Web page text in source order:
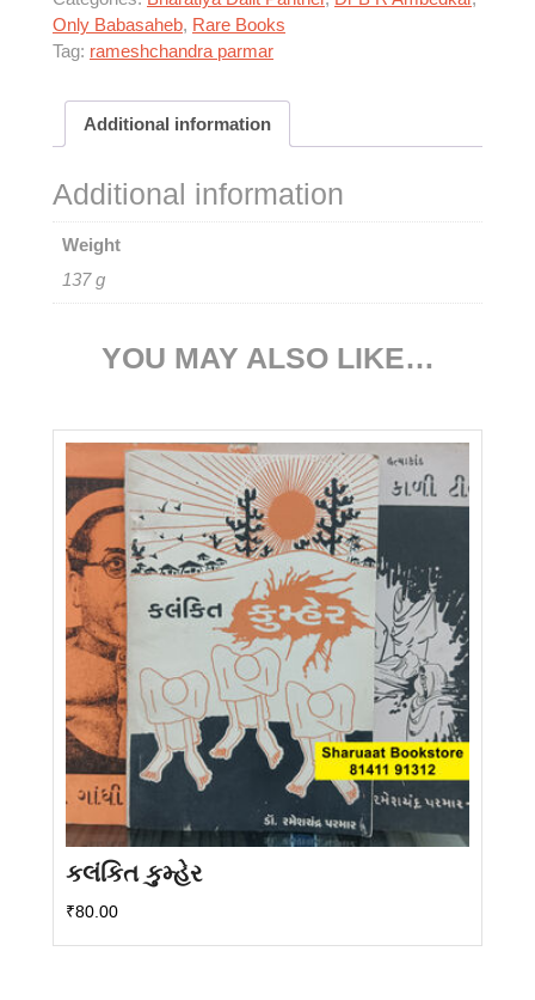
Only Babasaheb, Rare Books
Tag: rameshchandra parmar
Additional information
Additional information
Weight
137 g
YOU MAY ALSO LIKE…
કલંકિત કુમ્હેર
₹80.00